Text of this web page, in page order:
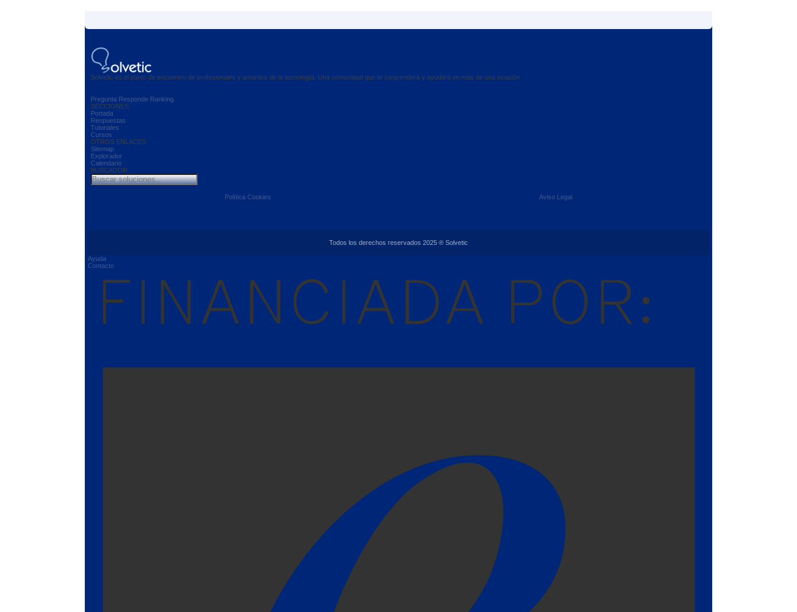
Solvetic es el punto de encuentro de profesionales y amantes de la tecnología. Una comunidad que te sorprenderá y ayudará en más de una ocasión
Pregunta Responde Ranking
SECCIONES
Portada
Respuestas
Tutoriales
Cursos
OTROS ENLACES
Sitemap
Explorador
Calendario
BUSCADOR
Política Cookies Aviso Legal
Todos los derechos reservados 2025 ® Solvetic
Ayuda
Contacto